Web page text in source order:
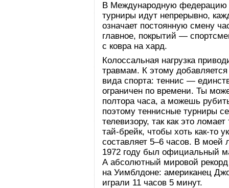
В Международную федерацию
турниры идут непрерывно,
означает постоянную смену
главное, покрытий —
с ковра на хард.
Колоссальная нагрузка
травмам. К этому
вида спорта: теннис —
ограничен по времени. Ты
полтора часа, а можешь
поэтому теннисные турниры
телевизору, так как это
тай-брейк, чтобы хоть как-то
составляет 5–6 часов. В моей
1972 году был официальный
А абсолютный мировой
на Уимблдоне: американец
играли 11 часов 5 минут.